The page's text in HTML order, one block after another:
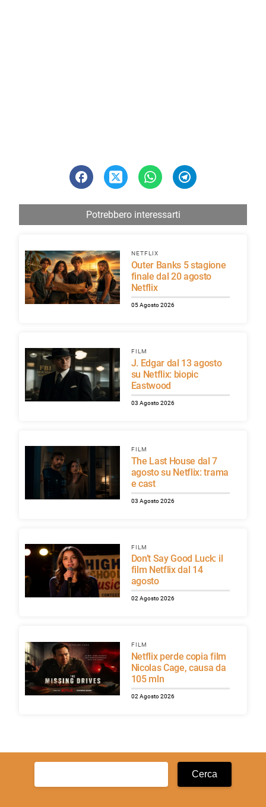
Potrebbero interessarti
NETFLIX
Outer Banks 5 stagione
finale dal 20 agosto
Netflix
05 Agosto 2026
FILM
J. Edgar dal 13 agosto
su Netflix: biopic
Eastwood
03 Agosto 2026
FILM
The Last House dal 7
agosto su Netflix: trama
e cast
03 Agosto 2026
FILM
Don’t Say Good Luck: il
film Netflix dal 14
agosto
02 Agosto 2026
FILM
Netflix perde copia film
Nicolas Cage, causa da
105 mln
02 Agosto 2026